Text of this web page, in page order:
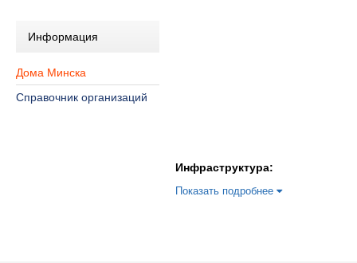
Информация
Дома Минска
Справочник организаций
Инфраструктура:
Показать подробнее